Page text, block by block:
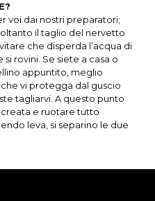
voi dai nostri preparatori;
il taglio del nervetto
che disperda l’acqua di
rovini. Se siete a casa o
appuntito, meglio
vi protegga dal guscio
tagliarvi. A questo punto
creata e ruotare tutto
leva, si separino le due